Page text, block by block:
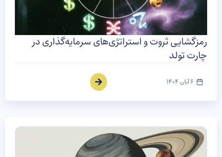
رمزگشایی ثروت و استراتژی‌های سرمایه‌گذاری در
چارت تولد
6 آبان 1404